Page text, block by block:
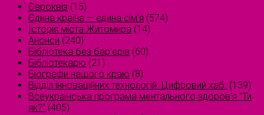
Євроквіз (15)
Єдина країна — єдина сім’я (574)
Історія міста Житомира (14)
Анонси (240)
Бібліотека без бар'єрів (60)
Бібліотекарю (21)
Біографи нашого краю (8)
Відділ інноваційних технологій. Цифровий хаб. (139)
Всеукраїнська програма ментального здоров'я "Ти
як?" (405)